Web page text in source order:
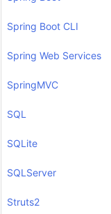
Spring Boot CLI
Spring Web Services
SpringMVC
SQL
SQLite
SQLServer
Struts2